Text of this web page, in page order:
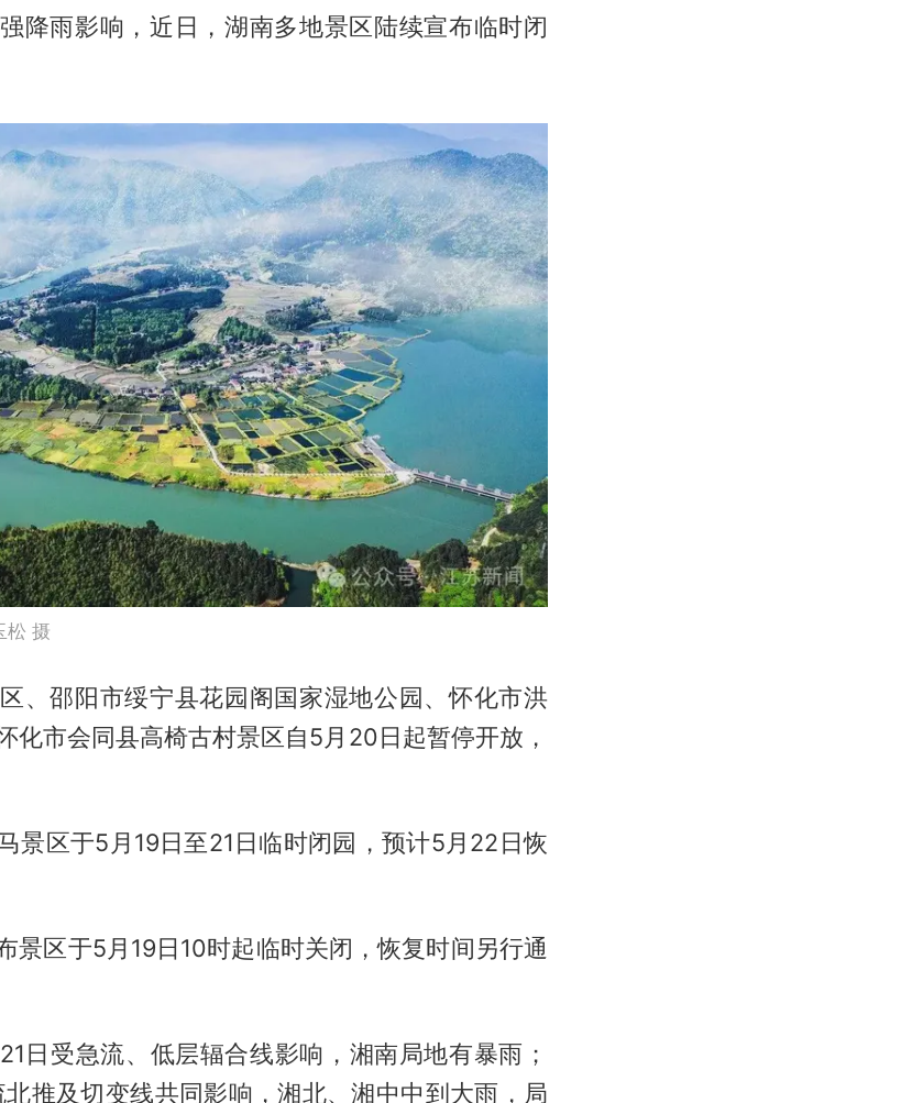
降雨影响，近日，湖南多地景区陆续宣布临时闭
松 摄
、邵阳市绥宁县花园阁国家湿地公园、怀化市洪
化市会同县高椅古村景区自5月20日起暂停开放，
景区于5月19日至21日临时闭园，预计5月22日恢
景区于5月19日10时起临时关闭，恢复时间另行通
日受急流、低层辐合线影响，湘南局地有暴雨；
推及切变线共同影响，湘北、湘中中到大雨，局